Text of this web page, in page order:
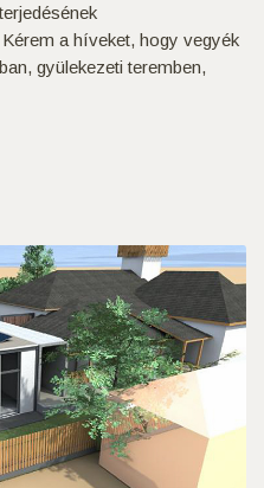
a híveket, hogy vegyék
gyülekezeti teremben,